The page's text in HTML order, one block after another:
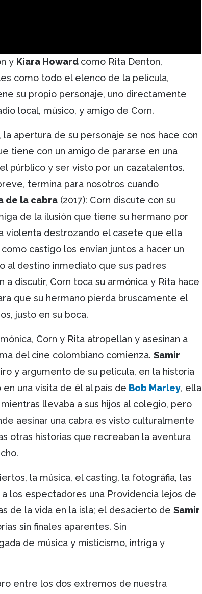
y Kiara Howard como Rita Denton,
como todo el elenco de la película,
su propio personaje, uno directamente
local, músico, y amigo de Corn.
apertura de su personaje se nos hace con
tiene con un amigo de pararse en una
púrblico y ser visto por un cazatalentos.
termina para nosotros cuando
de la cabra (2017): Corn discute con su
de la ilusión que tiene su hermano por
violenta destrozando el casete que ella
castigo los envían juntos a hacer un
al destino inmediato que sus padres
discutir, Corn toca su armónica y Rita hace
que su hermano pierda bruscamente el
justo en su boca.
Corn y Rita atropellan y asesinan a
del cine colombiano comienza. Samir
y argumento de su película, en la historia
una visita de él al país de Bob Marley, ella
llevaba a sus hijos al colegio, pero
aesinar una cabra es visto culturalmente
otras historias que recreaban la aventura
la música, el casting, la fotográfia, las
los espectadores una Providencia lejos de
de la vida en la isla; el desacierto de Samir
sin finales aparentes. Sin
de música y misticismo, intriga y
entre los dos extremos de nuestra